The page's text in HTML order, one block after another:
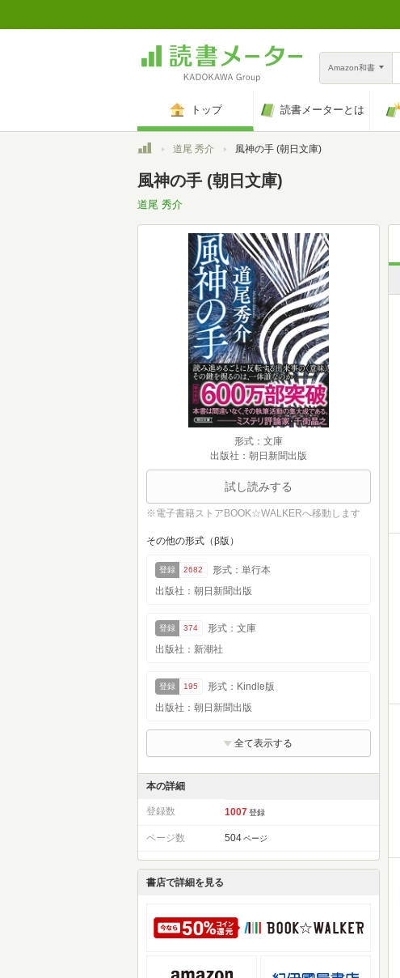
Amazon和書
トップ 読書メーターとは
トップ道尾 秀介 風神の手 (朝日文庫)
風神の手 (朝日文庫)
道尾 秀介
形式：文庫
出版社：朝日新聞出版
試し読みする
※電子書籍ストアBOOK☆WALKERへ移動します
その他の形式（β版）
登録 2682
形式：単行本
出版社：朝日新聞出版
登録 374
形式：文庫
出版社：新潮社
登録 195
形式：Kindle版
出版社：朝日新聞出版
全て表示する
本の詳細
登録数 1007 登録
ページ数 504 ページ
書店で詳細を見る